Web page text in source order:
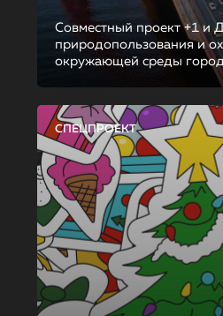
Совместный проект +1 и
природопользования и
окружающей среды
СПЕЦПРОЕКТ